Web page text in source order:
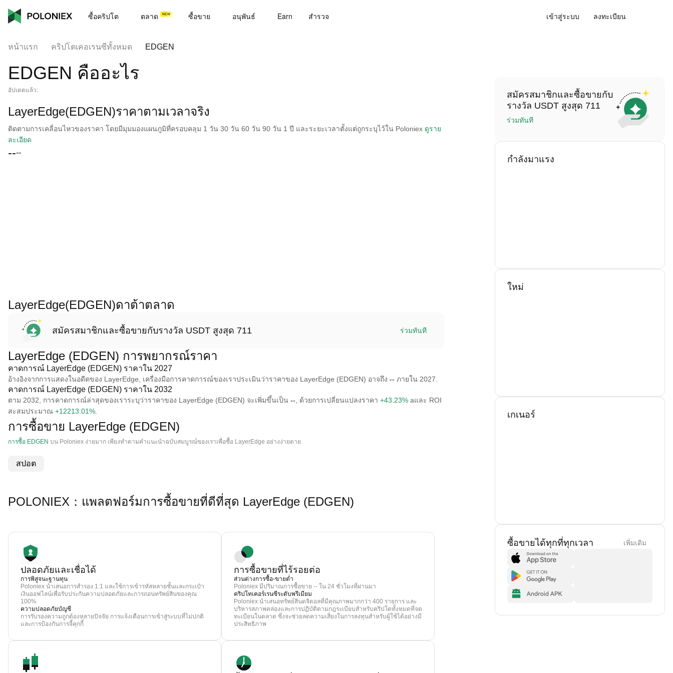
ซื้อคริปโต ตลาด ซื้อขาย อนุพันธ์ Earn สํารวจ เข้าสู่ระบบ ลงทะเบียน
หน้าแรก คริปโตเคอเรนซีทั้งหมด EDGEN
EDGEN คืออะไร
อัปเดตแล้ว:
LayerEdge(EDGEN)ราคาตามเวลาจริง
ติดตามการเคลื่อนไหวของราคา โดยมีมุมมองแผนภูมิที่ครอบคลุม 1 วัน 30 วัน 60 วัน 90 วัน 1 ปี และระยะเวลาตั้งแต่ถูกระบุไว้ใน Poloniex ดูราย
ละเอียด
----
LayerEdge(EDGEN)ดาต้าตลาด
สมัครสมาชิกและซื้อขายกับรางวัล USDT สูงสุด 711 ร่วมทันที
LayerEdge (EDGEN) การพยากรณ์ราคา
คาดการณ์ LayerEdge (EDGEN) ราคาใน 2027
อ้างอิงจากการแสดงในอดีตของ LayerEdge, เครื่องมือการคาดการณ์ของเราประเมินว่าราคาของ LayerEdge (EDGEN) อาจถึง -- ภายใน 2027.
คาดการณ์ LayerEdge (EDGEN) ราคาใน 2032
ตาม 2032, การคาดการณ์ล่าสุดของเราระบุว่าราคาของ LayerEdge (EDGEN) จะเพิ่มขึ้นเป็น -- , ด้วยการเปลี่ยนแปลงราคา +43.23% aและ ROI
สะสมประมาณ +12213.01%
การซื้อขาย LayerEdge (EDGEN)
การซื้อ EDGEN บน Poloniex ง่ายมาก เพียงทําตามคําแนะนําฉบับสมบูรณ์ของเราเพื่อซื้อ LayerEdge อย่างง่ายดาย
สปอต
POLONIEX：แพลตฟอร์มการซื้อขายที่ดีที่สุด LayerEdge (EDGEN)
ปลอดภัยและเชื่อได้
การพิสูจนะฐานทุน
Poloniex นำเสนอการสำรอง 1:1 และใช้การเข้ารหัสหลายชั้นและกระเป๋า
เงินออฟไลน์เพื่อรับประกันความปลอดภัยและการถอนทรัพย์สินของคุณ
100%
ความปลอดภัยบัญชี
การรับรองความถูกต้องหลายปัจจัย การแจ้งเตือนการเข้าสู่ระบบที่ไม่ปกติ
และการป้องกันการจี้คุกกี้
การซื้อขายที่ไร้รอยต่อ
ส่วนต่างการซื้อ-ขายต่ำ
Poloniex มีปริมาณการซื้อขาย -- ใน 24 ชั่วโมงที่ผ่านมา
คริปโทเคอร์เรนซีระดับพรีเมียม
Poloniex นำเสนอทรัพย์สินดจิตอลที่มีคุณภาพมากกว่า 400 รายการ และ
บริหารสภาพคล่องและการปฏิบัติตามกฎระเบียบสำหรับคริปโตทั้งหมดที่จด
ทะเบียนในตลาด ซึ่งจะช่วยลดความเสี่ยงในการลงทุนสำหรับผู้ใช้ได้อย่างมี
ประสิทธิภาพ
สมัครสมาชิกและซื้อขายกับ
รางวัล USDT สูงสุด 711
ร่วมทันที
กำลังมาแรง
ใหม่
เกเนอร์
ซื้อขายได้ทุกที่ทุกเวลา เพิ่มเดิม